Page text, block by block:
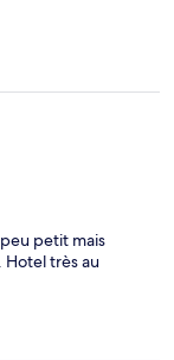
petit mais
très au